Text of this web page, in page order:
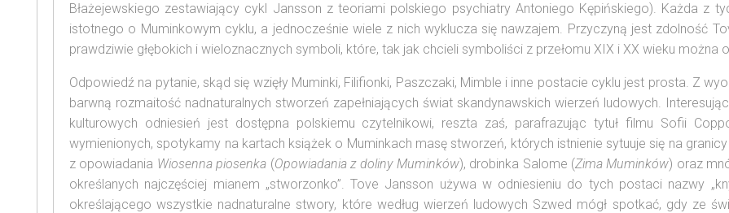
Błażejewskiego zestawiający cykl Jansson z teoriami polskiego psychiatry Antoniego Kępińskiego). Każda z
istotnego o Muminkowym cyklu, a jednocześnie wiele z nich wyklucza się nawzajem. Przyczyną jest zdolność
prawdziwie głębokich i wieloznacznych symboli, które, tak jak chcieli symboliści z przełomu XIX i XX wieku można
Odpowiedź na pytanie, skąd się wzięły Muminki, Filifionki, Paszczaki, Mimble i inne postacie cyklu jest prosta. Z
barwną rozmaitość nadnaturalnych stworzeń zapełniających świat skandynawskich wierzeń ludowych.
kulturowych odniesień jest dostępna polskiemu czytelnikowi, reszta zaś, parafrazując tytuł filmu Sofii
wymienionych, spotykamy na kartach książek o Muminkach masę stworzeń, których istnienie sytuuje się na
z opowiadania Wiosenna piosenka (Opowiadania z doliny Muminków), drobinka Salome (Zima Muminków) oraz
określanych najczęściej mianem „stworzonko”. Tove Jansson używa w odniesieniu do tych postaci nazwy
określającego wszystkie nadnaturalne stwory, które według wierzeń ludowych Szwed mógł spotkać, gdy ze